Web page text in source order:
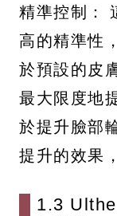
精準控制：
高的精準性
於預設的皮
最大限度地
於提升臉部
提升的效果
1.3